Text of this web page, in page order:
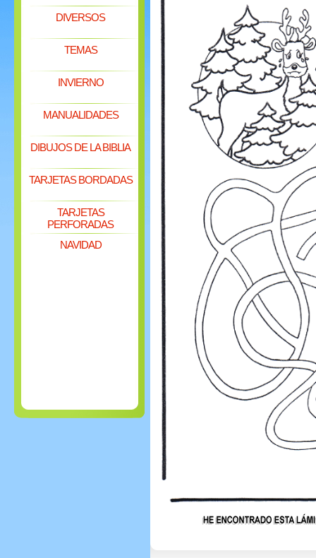
DIVERSOS
TEMAS
INVIERNO
MANUALIDADES
DIBUJOS DE LA BIBLIA
TARJETAS BORDADAS
TARJETAS
PERFORADAS
NAVIDAD